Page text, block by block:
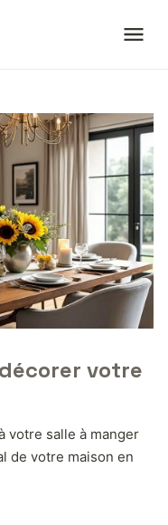
votre
votre salle à manger
de votre maison en